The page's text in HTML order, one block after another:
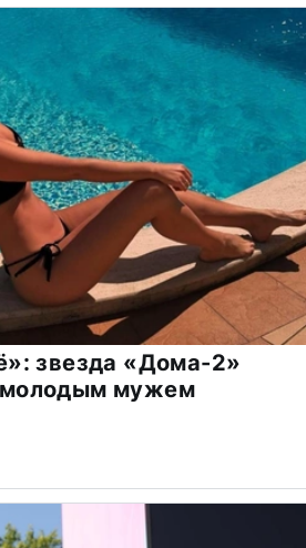
звезда «Дома-2»
молодым мужем